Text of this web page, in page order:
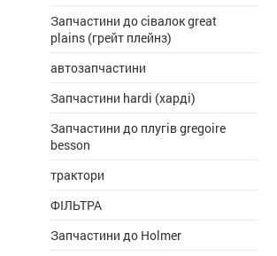
Запчастини до сівалок great
plains (грейт плейнз)
автозапчастини
Запчастини hardi (харді)
Запчастини до плугів gregoire
besson
трактори
ФІЛЬТРА
Запчастини до Holmer